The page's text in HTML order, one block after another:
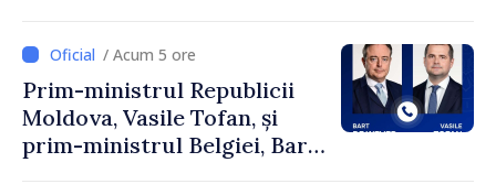
/ Acum 5 ore
Prim-ministrul Republicii
Moldova, Vasile Tofan, și
prim-ministrul Belgiei, Bart